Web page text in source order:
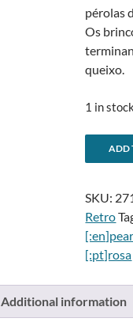
pérolas
Os
queixo.
1 in stock
Pink
drop
gota
de
rosa
quantity
ADD
SKU:
Retro
[:pt]rosa
Additional information